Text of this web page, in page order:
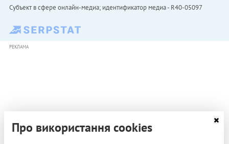
Субъект в сфере онлайн-медиа; идентификатор медиа - R40-05097
РЕКЛАМА
Про використання cookies